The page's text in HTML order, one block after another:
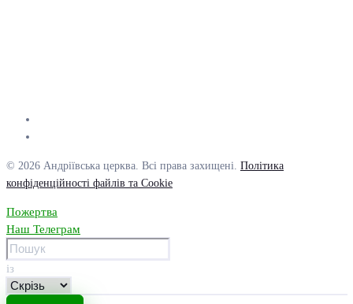
© 2026 Андріївська церква. Всі права захищені. Політика
конфіденційності файлів та Cookie
Пожертва
Наш Телеграм
із